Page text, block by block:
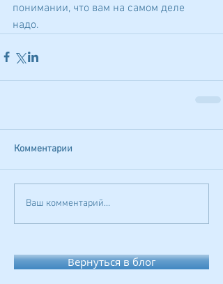
понимании, что вам на самом деле
надо.
Комментарии
Ваш комментарий...
Вернуться в блог